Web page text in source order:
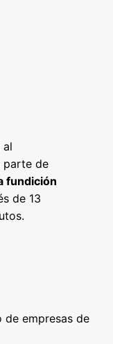
al
parte de
fundición
de 13
de empresas de